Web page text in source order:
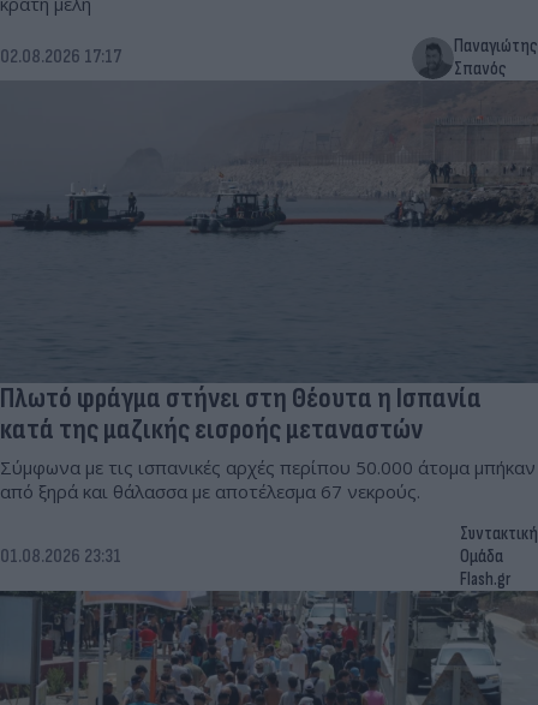
02.08.2026 17:17
Παναγιώτης
Σπανός
Πλωτό φράγμα στήνει στη Θέουτα η Ισπανία
κατά της μαζικής εισροής μεταναστών
Σύμφωνα με τις ισπανικές αρχές περίπου 50.000 άτομα μπήκαν
από ξηρά και θάλασσα με αποτέλεσμα 67 νεκρούς.
01.08.2026 23:31
Συντακτική
Ομάδα
Flash.gr